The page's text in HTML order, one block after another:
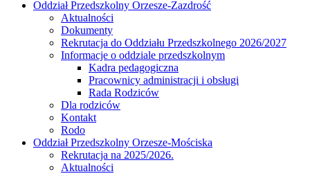
Oddział Przedszkolny Orzesze-Zazdrość
Aktualności
Dokumenty
Rekrutacja do Oddziału Przedszkolnego 2026/2027
Informacje o oddziale przedszkolnym
Kadra pedagogiczna
Pracownicy administracji i obsługi
Rada Rodziców
Dla rodziców
Kontakt
Rodo
Oddział Przedszkolny Orzesze-Mościska
Rekrutacja na 2025/2026.
Aktualności